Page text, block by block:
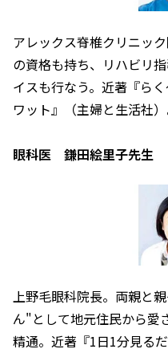
アレックス脊椎クリニッ
の資格も持ち、リハビリ
イスも行なう。近著『ら
ワット』（主婦と生活社）
眼科医 鎌田絵里子先生
上野毛眼科院長。両親と
ん"として地元住民から愛
精通。近著『1日1分見る